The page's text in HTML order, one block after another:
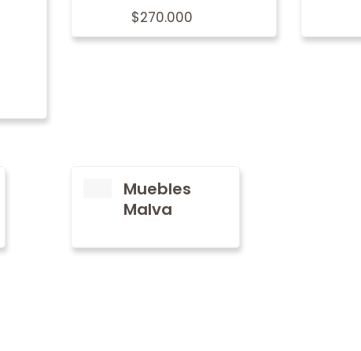
$270.000
Muebles
Malva